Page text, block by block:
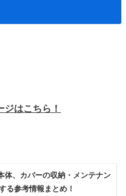
はこちら！
体、カバーの収納・メンテナン
る参考情報まとめ！